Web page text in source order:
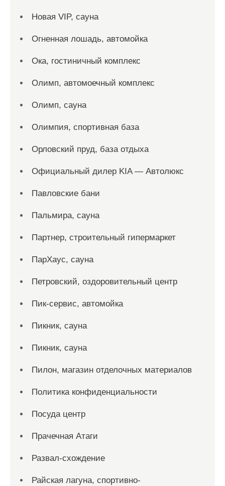
Новая VIP, сауна
Огненная лошадь, автомойка
Ока, гостиничный комплекс
Олимп, автомоечный комплекс
Олимп, сауна
Олимпия, спортивная база
Орловский пруд, база отдыха
Официальный дилер KIA — Автолюкс
Павловские бани
Пальмира, сауна
Партнер, строительный гипермаркет
ПарХаус, сауна
Петровский, оздоровительный центр
Пик-сервис, автомойка
Пикник, сауна
Пикник, сауна
Пилон, магазин отделочных материалов
Политика конфиденциальности
Посуда центр
Прачечная Атаги
Развал-схождение
Райская лагуна, спортивно-